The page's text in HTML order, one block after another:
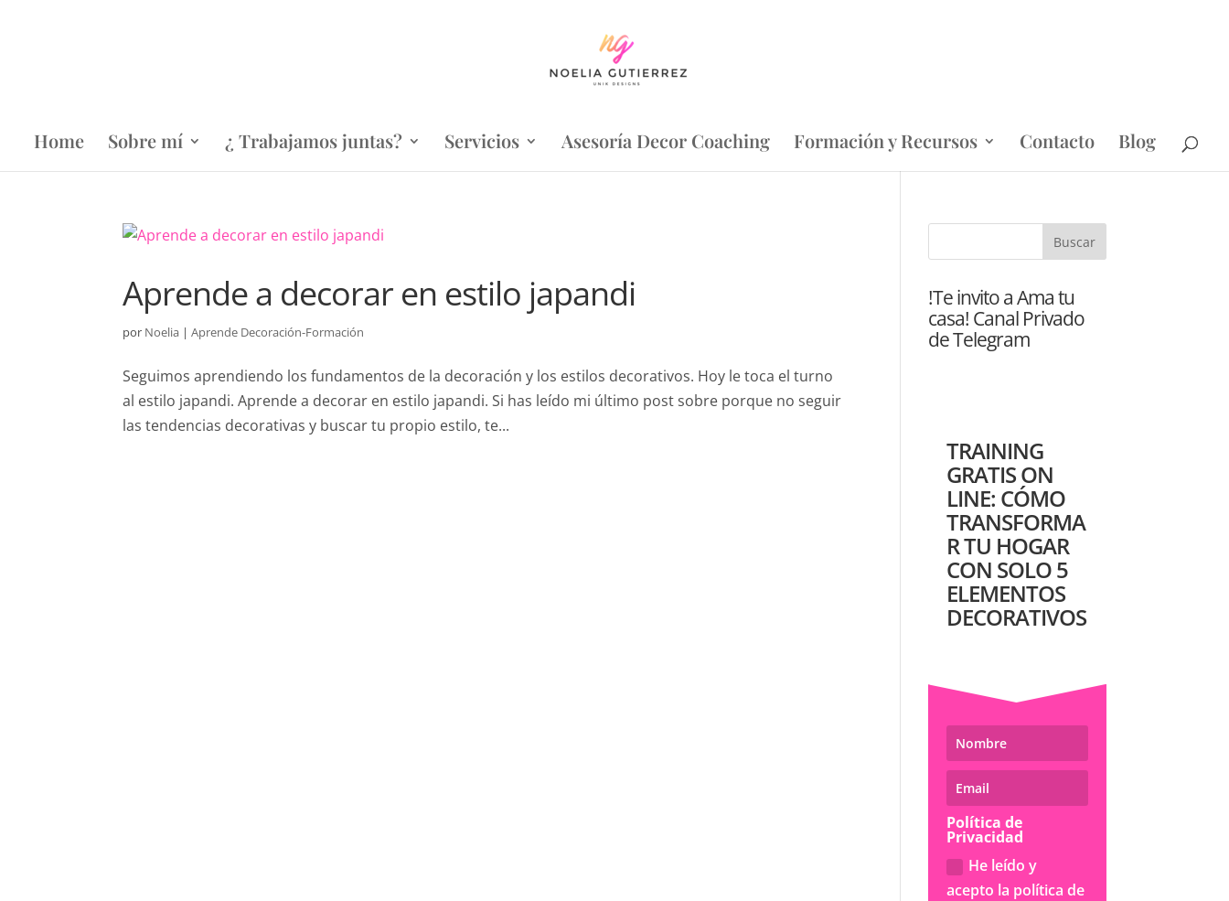
Home Sobre mí ¿ Trabajamos juntas? Servicios Asesoría Decor Coaching Formación y Recursos Contacto Blog
Aprende a decorar en estilo japandi
por Noelia |Aprende Decoración-Formación
Seguimos aprendiendo los fundamentos de la decoración y los estilos decorativos. Hoy le toca el turno
al estilo japandi. Aprende a decorar en estilo japandi. Si has leído mi último post sobre porque no seguir
las tendencias decorativas y buscar tu propio estilo, te...
!Te invito a Ama tu
casa! Canal Privado
de Telegram
TRAINING
GRATIS ON
LINE: CÓMO
TRANSFORMA
R TU HOGAR
CON SOLO 5
ELEMENTOS
DECORATIVOS
Política de
Privacidad
He leído y
acepto la política de